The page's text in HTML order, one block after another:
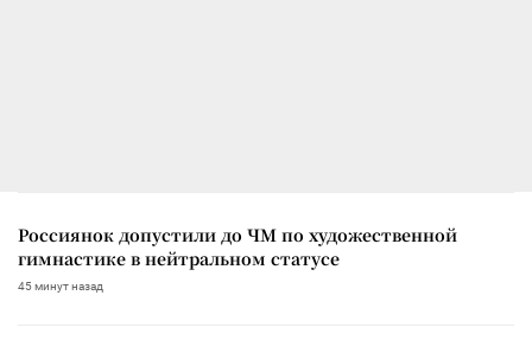
Россиянок допустили до ЧМ по художественной
гимнастике в нейтральном статусе
45 минут назад